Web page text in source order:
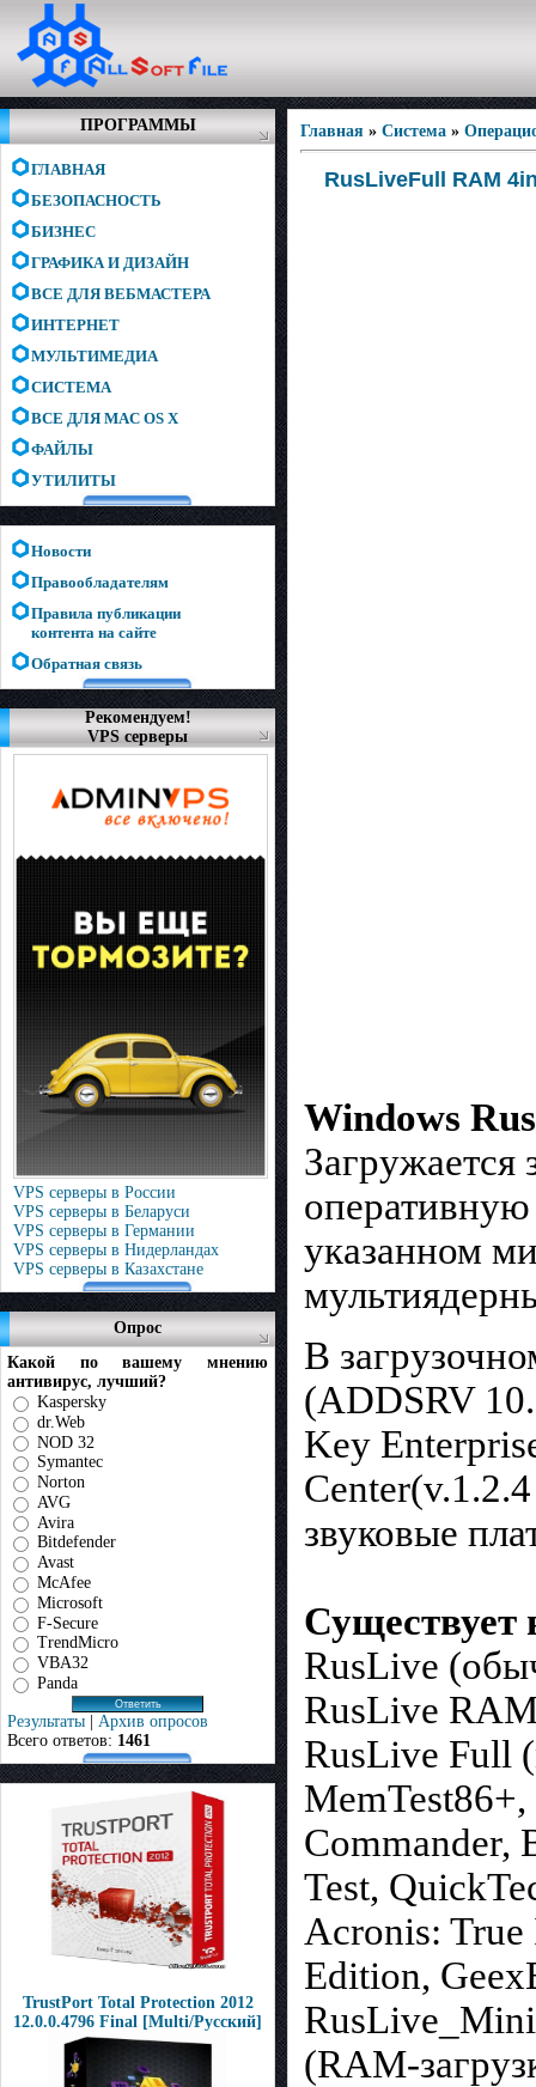
ПРОГРАММЫ
ГЛАВНАЯ
БЕЗОПАСНОСТЬ
БИЗНЕС
ГРАФИКА И ДИЗАЙН
ВСЕ ДЛЯ ВЕБМАСТЕРА
ИНТЕРНЕТ
МУЛЬТИМЕДИА
СИСТЕМА
ВСЕ ДЛЯ MAC OS X
ФАЙЛЫ
УТИЛИТЫ
Новости
Правообладателям
Правила публикации
контента на сайте
Обратная связь
Рекомендуем!
VPS серверы
VPS серверы в России
VPS серверы в Беларуси
VPS серверы в Германии
VPS серверы в Нидерландах
VPS серверы в Казахстане
Опрос
Какой по вашему мнению
антивирус, лучший?
Kaspersky
dr.Web
NOD 32
Symantec
Norton
AVG
Avira
Bitdefender
Avast
McAfee
Microsoft
F-Secure
TrendMicro
VBA32
Panda
Результаты | Архив опросов
Всего ответов: 1461
TrustPort Total Protection 2012
12.0.0.4796 Final [Multi/Русский]
Главная » Система »
RusLiveFull RAM
Windows
оперативную
указанном
В
(ADDSRV
Key
звуковые
Существует
RusLive
RusLive
RusLive Full
Commander,
Test,
Acronis:
Edition,
(RAM-